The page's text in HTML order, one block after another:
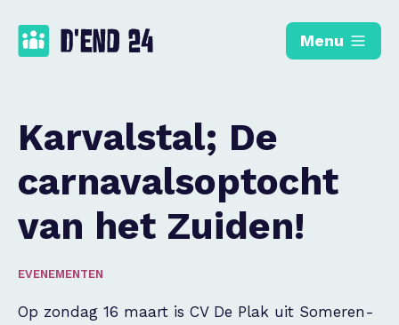
Menu
Karvalstal; De
carnavalsoptocht
van het Zuiden!
EVENEMENTEN
Op zondag 16 maart is CV De Plak uit Someren-